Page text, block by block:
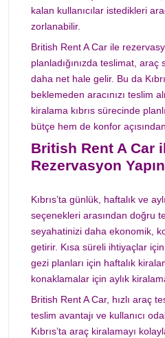
kalan kullanıcılar istedikleri
zorlanabilir.
British Rent A Car ile
planladığınızda teslimat, araç
daha net hale gelir. Bu da
beklemeden aracınızı teslim
kiralama kıbrıs sürecinde
bütçe hem de konfor
British Rent A Car
Rezervasyon Yapın
Kıbrıs’ta günlük, haftalık ve
seçenekleri arasından doğru
seyahatinizi daha ekonomik,
getirir. Kısa süreli ihtiyaçlar
gezi planları için haftalık
konaklamalar için aylık
British Rent A Car, hızlı araç
teslim avantajı ve kullanıcı
Kıbrıs’ta araç kiralamayı